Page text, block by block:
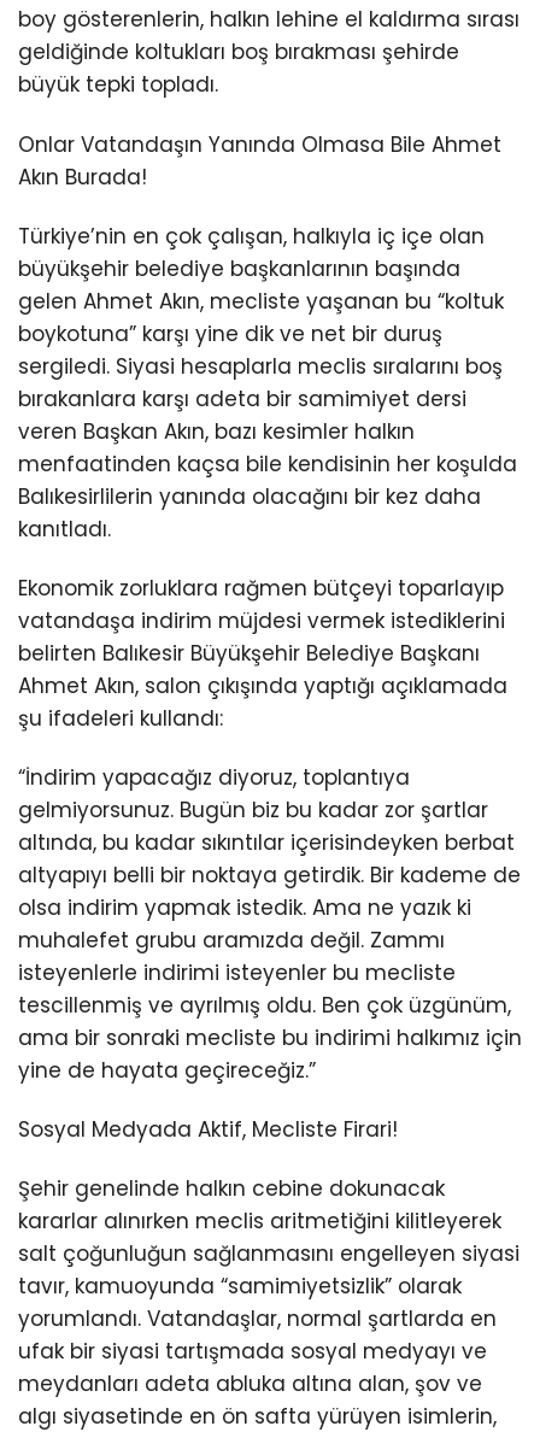
boy gösterenlerin, halkın lehine el kaldırma sırası
geldiğinde koltukları boş bırakması şehirde
büyük tepki topladı.
Onlar Vatandaşın Yanında Olmasa Bile Ahmet
Akın Burada!
Türkiye’nin en çok çalışan, halkıyla iç içe olan
büyükşehir belediye başkanlarının başında
gelen Ahmet Akın, mecliste yaşanan bu “koltuk
boykotuna” karşı yine dik ve net bir duruş
sergiledi. Siyasi hesaplarla meclis sıralarını boş
bırakanlara karşı adeta bir samimiyet dersi
veren Başkan Akın, bazı kesimler halkın
menfaatinden kaçsa bile kendisinin her koşulda
Balıkesirlilerin yanında olacağını bir kez daha
kanıtladı.
Ekonomik zorluklara rağmen bütçeyi toparlayıp
vatandaşa indirim müjdesi vermek istediklerini
belirten Balıkesir Büyükşehir Belediye Başkanı
Ahmet Akın, salon çıkışında yaptığı açıklamada
şu ifadeleri kullandı:
“İndirim yapacağız diyoruz, toplantıya
gelmiyorsunuz. Bugün biz bu kadar zor şartlar
altında, bu kadar sıkıntılar içerisindeyken berbat
altyapıyı belli bir noktaya getirdik. Bir kademe de
olsa indirim yapmak istedik. Ama ne yazık ki
muhalefet grubu aramızda değil. Zammı
isteyenlerle indirimi isteyenler bu mecliste
tescillenmiş ve ayrılmış oldu. Ben çok üzgünüm,
ama bir sonraki mecliste bu indirimi halkımız için
yine de hayata geçireceğiz.”
Sosyal Medyada Aktif, Mecliste Firari!
Şehir genelinde halkın cebine dokunacak
kararlar alınırken meclis aritmetiğini kilitleyerek
salt çoğunluğun sağlanmasını engelleyen siyasi
tavır, kamuoyunda “samimiyetsizlik” olarak
yorumlandı. Vatandaşlar, normal şartlarda en
ufak bir siyasi tartışmada sosyal medyayı ve
meydanları adeta abluka altına alan, şov ve
algı siyasetinde en ön safta yürüyen isimlerin,